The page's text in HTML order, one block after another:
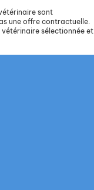
sont
une offre contractuelle.
sélectionnée et